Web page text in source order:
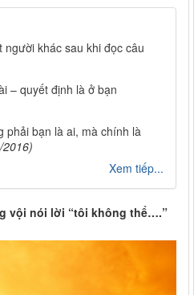
người khác sau khi đọc câu
– quyết định là ở bạn
phải bạn là ai, mà chính là
2016)
Xem tiếp...
vội nói lời “tôi không thể….”